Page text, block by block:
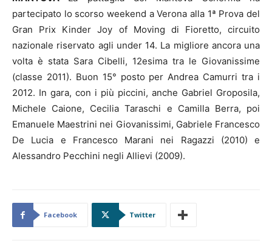
partecipato lo scorso weekend a Verona alla 1ª Prova del
Gran Prix Kinder Joy of Moving di Fioretto, circuito
nazionale riservato agli under 14. La migliore ancora una
volta è stata Sara Cibelli, 12esima tra le Giovanissime
(classe 2011). Buon 15° posto per Andrea Camurri tra i
2012. In gara, con i più piccini, anche Gabriel Groposila,
Michele Caione, Cecilia Taraschi e Camilla Berra, poi
Emanuele Maestrini nei Giovanissimi, Gabriele Francesco
De Lucia e Francesco Marani nei Ragazzi (2010) e
Alessandro Pecchini negli Allievi (2009).
Facebook Twitter